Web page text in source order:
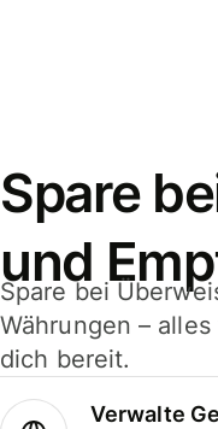
Spare
und
Spare bei
Währungen –
dich bereit.
Verwalte